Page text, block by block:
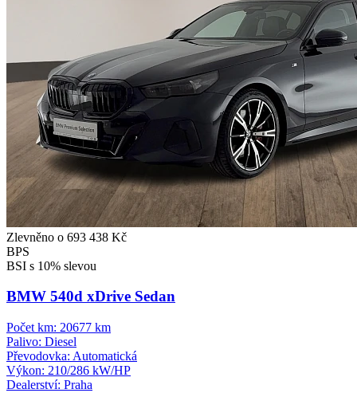
Zlevněno o 693 438 Kč
BPS
BSI s 10% slevou
BMW 540d xDrive Sedan
Počet km: 20677 km
Palivo: Diesel
Převodovka: Automatická
Výkon: 210/286 kW/HP
Dealerství: Praha